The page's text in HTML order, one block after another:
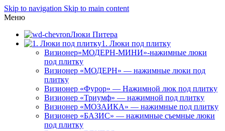
Skip to navigation Skip to main content
Меню
Люки Питера
1. Люки под плитку
Визионер»МОДЕРН-МИНИ»-нажимные люки
под плитку
Визионер «МОДЕРН» — нажимные люки под
плитку
Визионер «Фурор» — Нажимной люк под плитку
Визионер «Триумф» — нажимной под плитку
Визионер «МОЗАИКА» — нажимные под плитку
Визионер «БАЗИС» — нажимные съемные люки
под плитку